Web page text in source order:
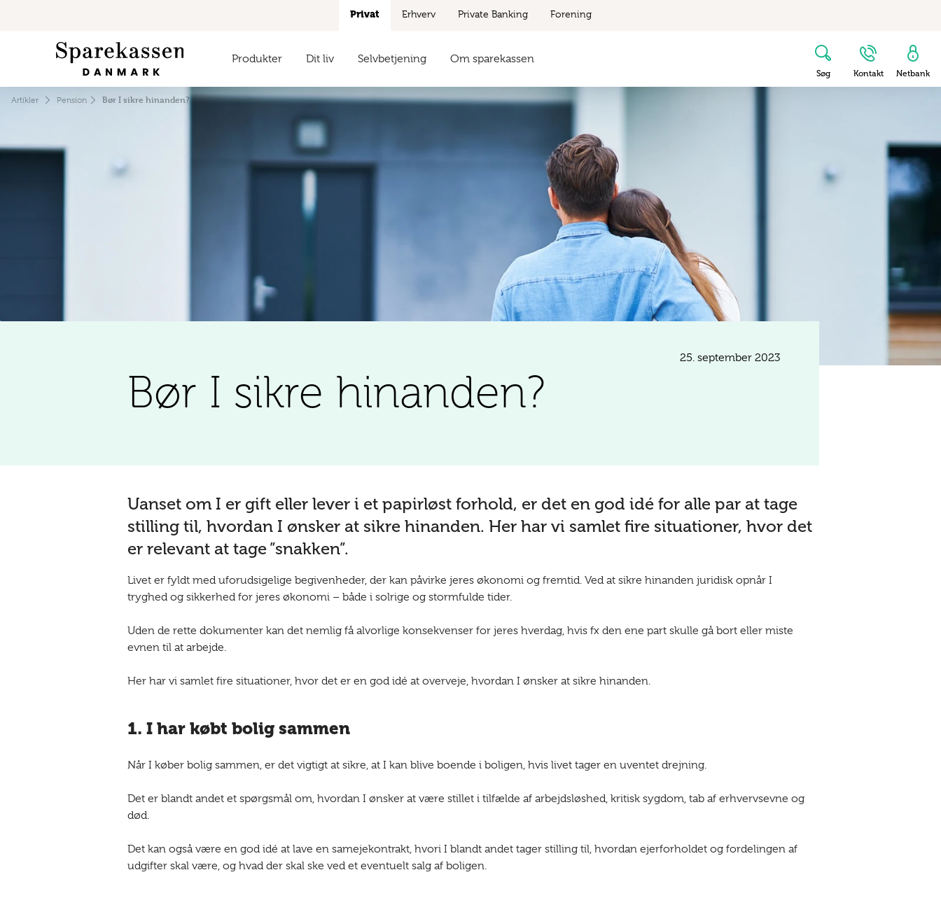
Artikler Pension Bør I sikre hinanden?
Privat Erhverv Private Banking Forening
Produkter Dit liv Selvbetjening Om sparekassen
Søg Kontakt Netbank
Bør I sikre hinanden?
25. september 2023
Uanset om I er gift eller lever i et papirløst forhold, er det en god idé for alle par at tage
stilling til, hvordan I ønsker at sikre hinanden. Her har vi samlet fire situationer, hvor det
er relevant at tage ”snakken”.
Livet er fyldt med uforudsigelige begivenheder, der kan påvirke jeres økonomi og fremtid. Ved at sikre hinanden juridisk opnår I
tryghed og sikkerhed for jeres økonomi – både i solrige og stormfulde tider.
Uden de rette dokumenter kan det nemlig få alvorlige konsekvenser for jeres hverdag, hvis fx den ene part skulle gå bort eller miste
evnen til at arbejde.
Her har vi samlet fire situationer, hvor det er en god idé at overveje, hvordan I ønsker at sikre hinanden.
1. I har købt bolig sammen
Når I køber bolig sammen, er det vigtigt at sikre, at I kan blive boende i boligen, hvis livet tager en uventet drejning.
Det er blandt andet et spørgsmål om, hvordan I ønsker at være stillet i tilfælde af arbejdsløshed, kritisk sygdom, tab af erhvervsevne og
død.
Det kan også være en god idé at lave en samejekontrakt, hvori I blandt andet tager stilling til, hvordan ejerforholdet og fordelingen af
udgifter skal være, og hvad der skal ske ved et eventuelt salg af boligen.